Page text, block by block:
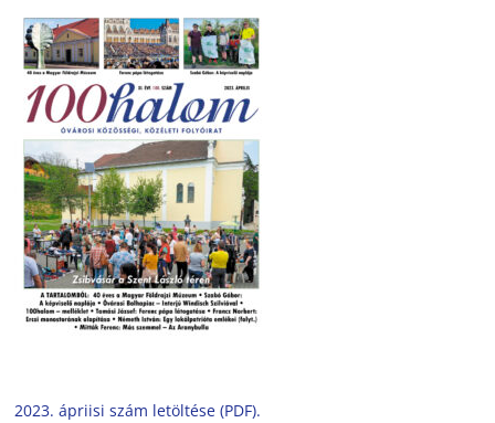
2023. ápriisi szám letöltése (PDF).